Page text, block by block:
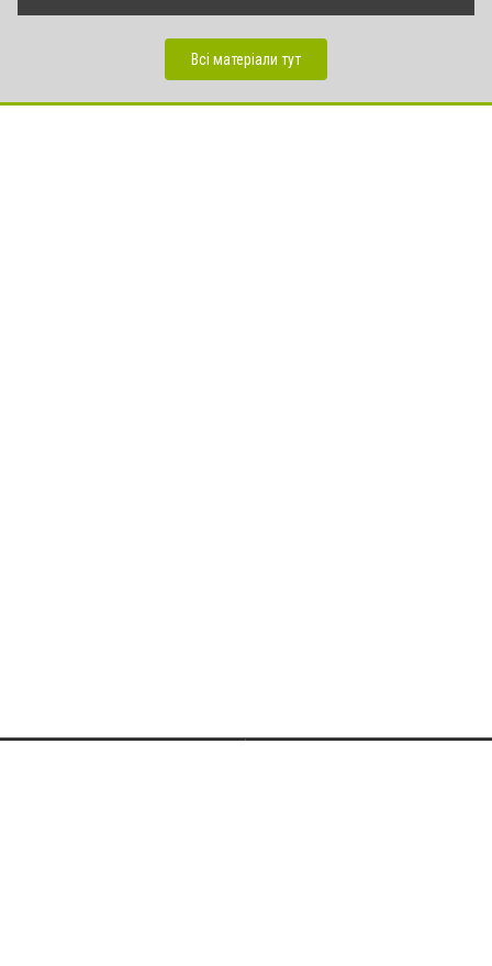
Всі матеріали тут